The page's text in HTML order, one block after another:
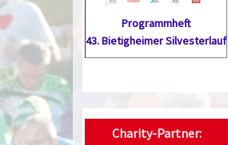
Programmheft
43. Bietig­heimer Silvester­lauf
Charity-Partner: